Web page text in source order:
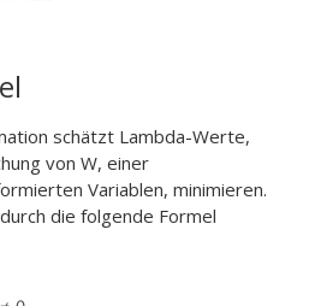
schätzt Lambda-Werte,
von W, einer
Variablen, minimieren.
die folgende Formel